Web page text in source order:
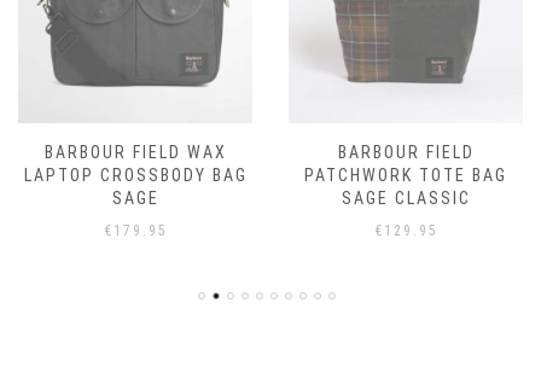
BARBOUR FIELD WAX
LAPTOP CROSSBODY BAG
SAGE
€ 179.95
BARBOUR FIELD
PATCHWORK TOTE BAG
SAGE CLASSIC
€ 129.95